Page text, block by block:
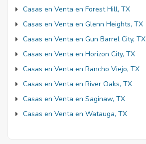
Casas en Venta en Forest Hill, TX
Casas en Venta en Glenn Heights, TX
Casas en Venta en Gun Barrel City, TX
Casas en Venta en Horizon City, TX
Casas en Venta en Rancho Viejo, TX
Casas en Venta en River Oaks, TX
Casas en Venta en Saginaw, TX
Casas en Venta en Watauga, TX